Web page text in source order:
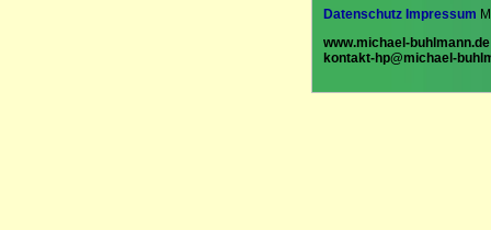
Datenschutz Impressum
www.michael-buhlmann.de
kontakt-hp@michael-